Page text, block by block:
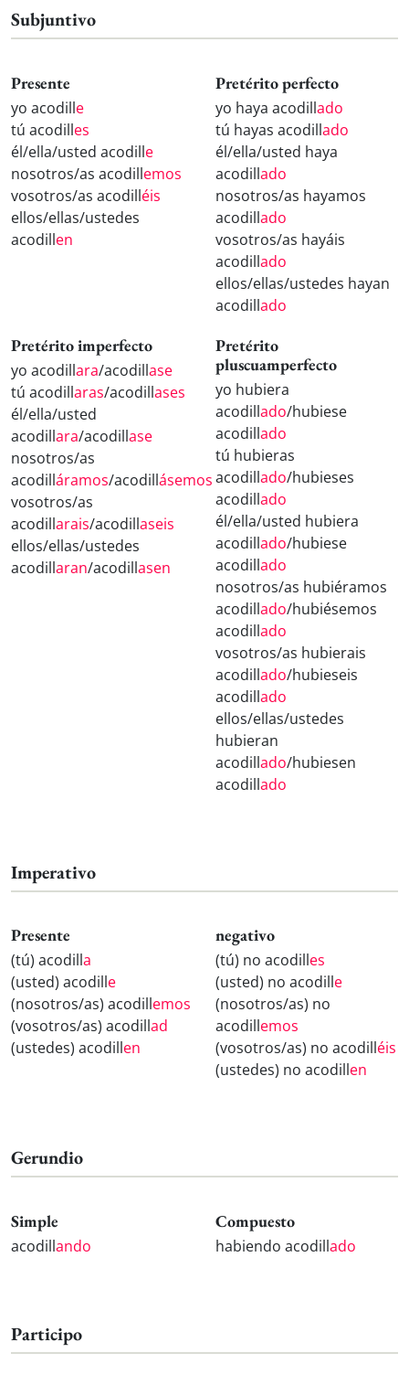
Subjuntivo
Presente
yo acodille
tú acodilles
él/ella/usted acodille
nosotros/as acodillemos
vosotros/as acodilléis
ellos/ellas/ustedes
acodillen
Pretérito perfecto
yo haya acodillado
tú hayas acodillado
él/ella/usted haya
acodillado
nosotros/as hayamos
acodillado
vosotros/as hayáis
acodillado
ellos/ellas/ustedes hayan
acodillado
Pretérito imperfecto
yo acodillara/acodillase
tú acodillaras/acodillases
él/ella/usted
acodillara/acodillase
nosotros/as
acodilláramos/acodillásemos
vosotros/as
acodillarais/acodillaseis
ellos/ellas/ustedes
acodillaran/acodillasen
Pretérito
pluscuamperfecto
yo hubiera
acodillado/hubiese
acodillado
tú hubieras
acodillado/hubieses
acodillado
él/ella/usted hubiera
acodillado/hubiese
acodillado
nosotros/as hubiéramos
acodillado/hubiésemos
acodillado
vosotros/as hubierais
acodillado/hubieseis
acodillado
ellos/ellas/ustedes
hubieran
acodillado/hubiesen
acodillado
Imperativo
Presente
(tú) acodilla
(usted) acodille
(nosotros/as) acodillemos
(vosotros/as) acodillad
(ustedes) acodillen
negativo
(tú) no acodilles
(usted) no acodille
(nosotros/as) no
acodillemos
(vosotros/as) no acodilléis
(ustedes) no acodillen
Gerundio
Simple
acodillando
Compuesto
habiendo acodillado
Participo